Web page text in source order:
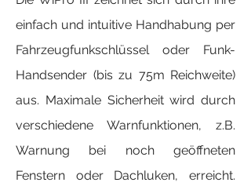
einfach und intuitive Handhabung per
Fahrzeugfunkschlüssel oder Funk-
Handsender (bis zu 75m Reichweite)
aus. Maximale Sicherheit wird durch
verschiedene Warnfunktionen, z.B.
Warnung bei noch geöffneten
Fenstern oder Dachluken, erreicht.